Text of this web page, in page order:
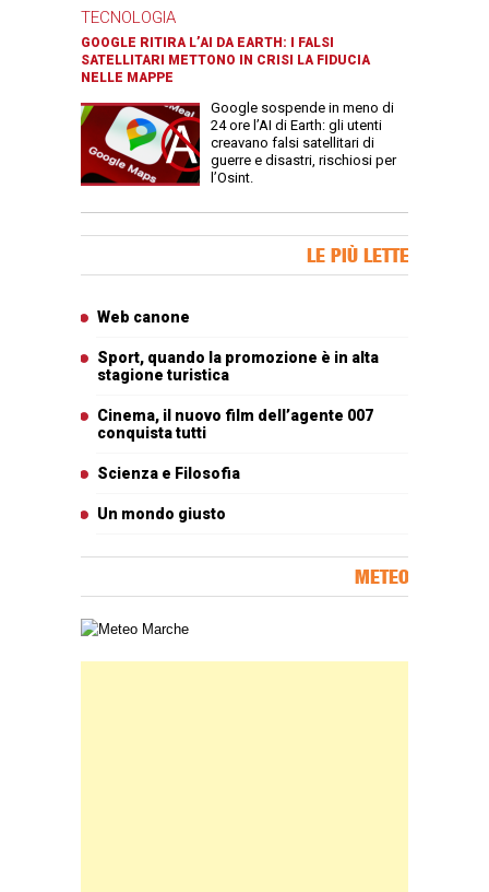
TECNOLOGIA
GOOGLE RITIRA L’AI DA EARTH: I FALSI
SATELLITARI METTONO IN CRISI LA FIDUCIA
NELLE MAPPE
Google sospende in meno di
24 ore l’AI di Earth: gli utenti
creavano falsi satellitari di
guerre e disastri, rischiosi per
l’Osint.
LE PIÙ LETTE
Web canone
Sport, quando la promozione è in alta
stagione turistica
Cinema, il nuovo film dell’agente 007
conquista tutti
Scienza e Filosofia
Un mondo giusto
METEO
Carta meteorologica delle Marche